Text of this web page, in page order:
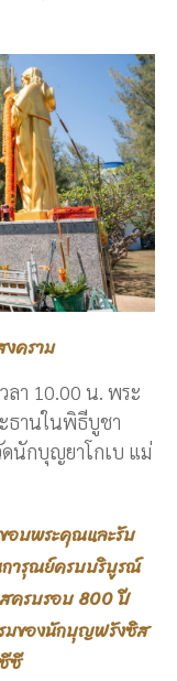
คราม
า 10.00 น. พระ
ธานในพิธีบูชา
นักบุญยาโกเบ แม่
อบพระคุณและรับ
ารุณย์ครบบริบูรณ์
สครบรอบ 800 ปี
มของนักบุญฟรังซิส
ซี